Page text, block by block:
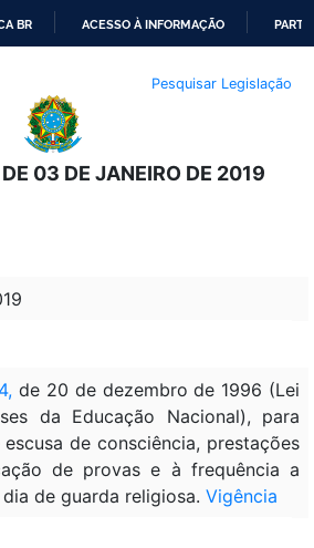
O
CONTEÚDO
BR ACESSO À INFORMAÇÃO
Pesquisar Legislação
03 DE JANEIRO DE 2019
de 20 de dezembro de 1996 (Lei
da Educação Nacional), para
de consciência, prestações
de provas e à frequência a
de guarda religiosa. Vigência